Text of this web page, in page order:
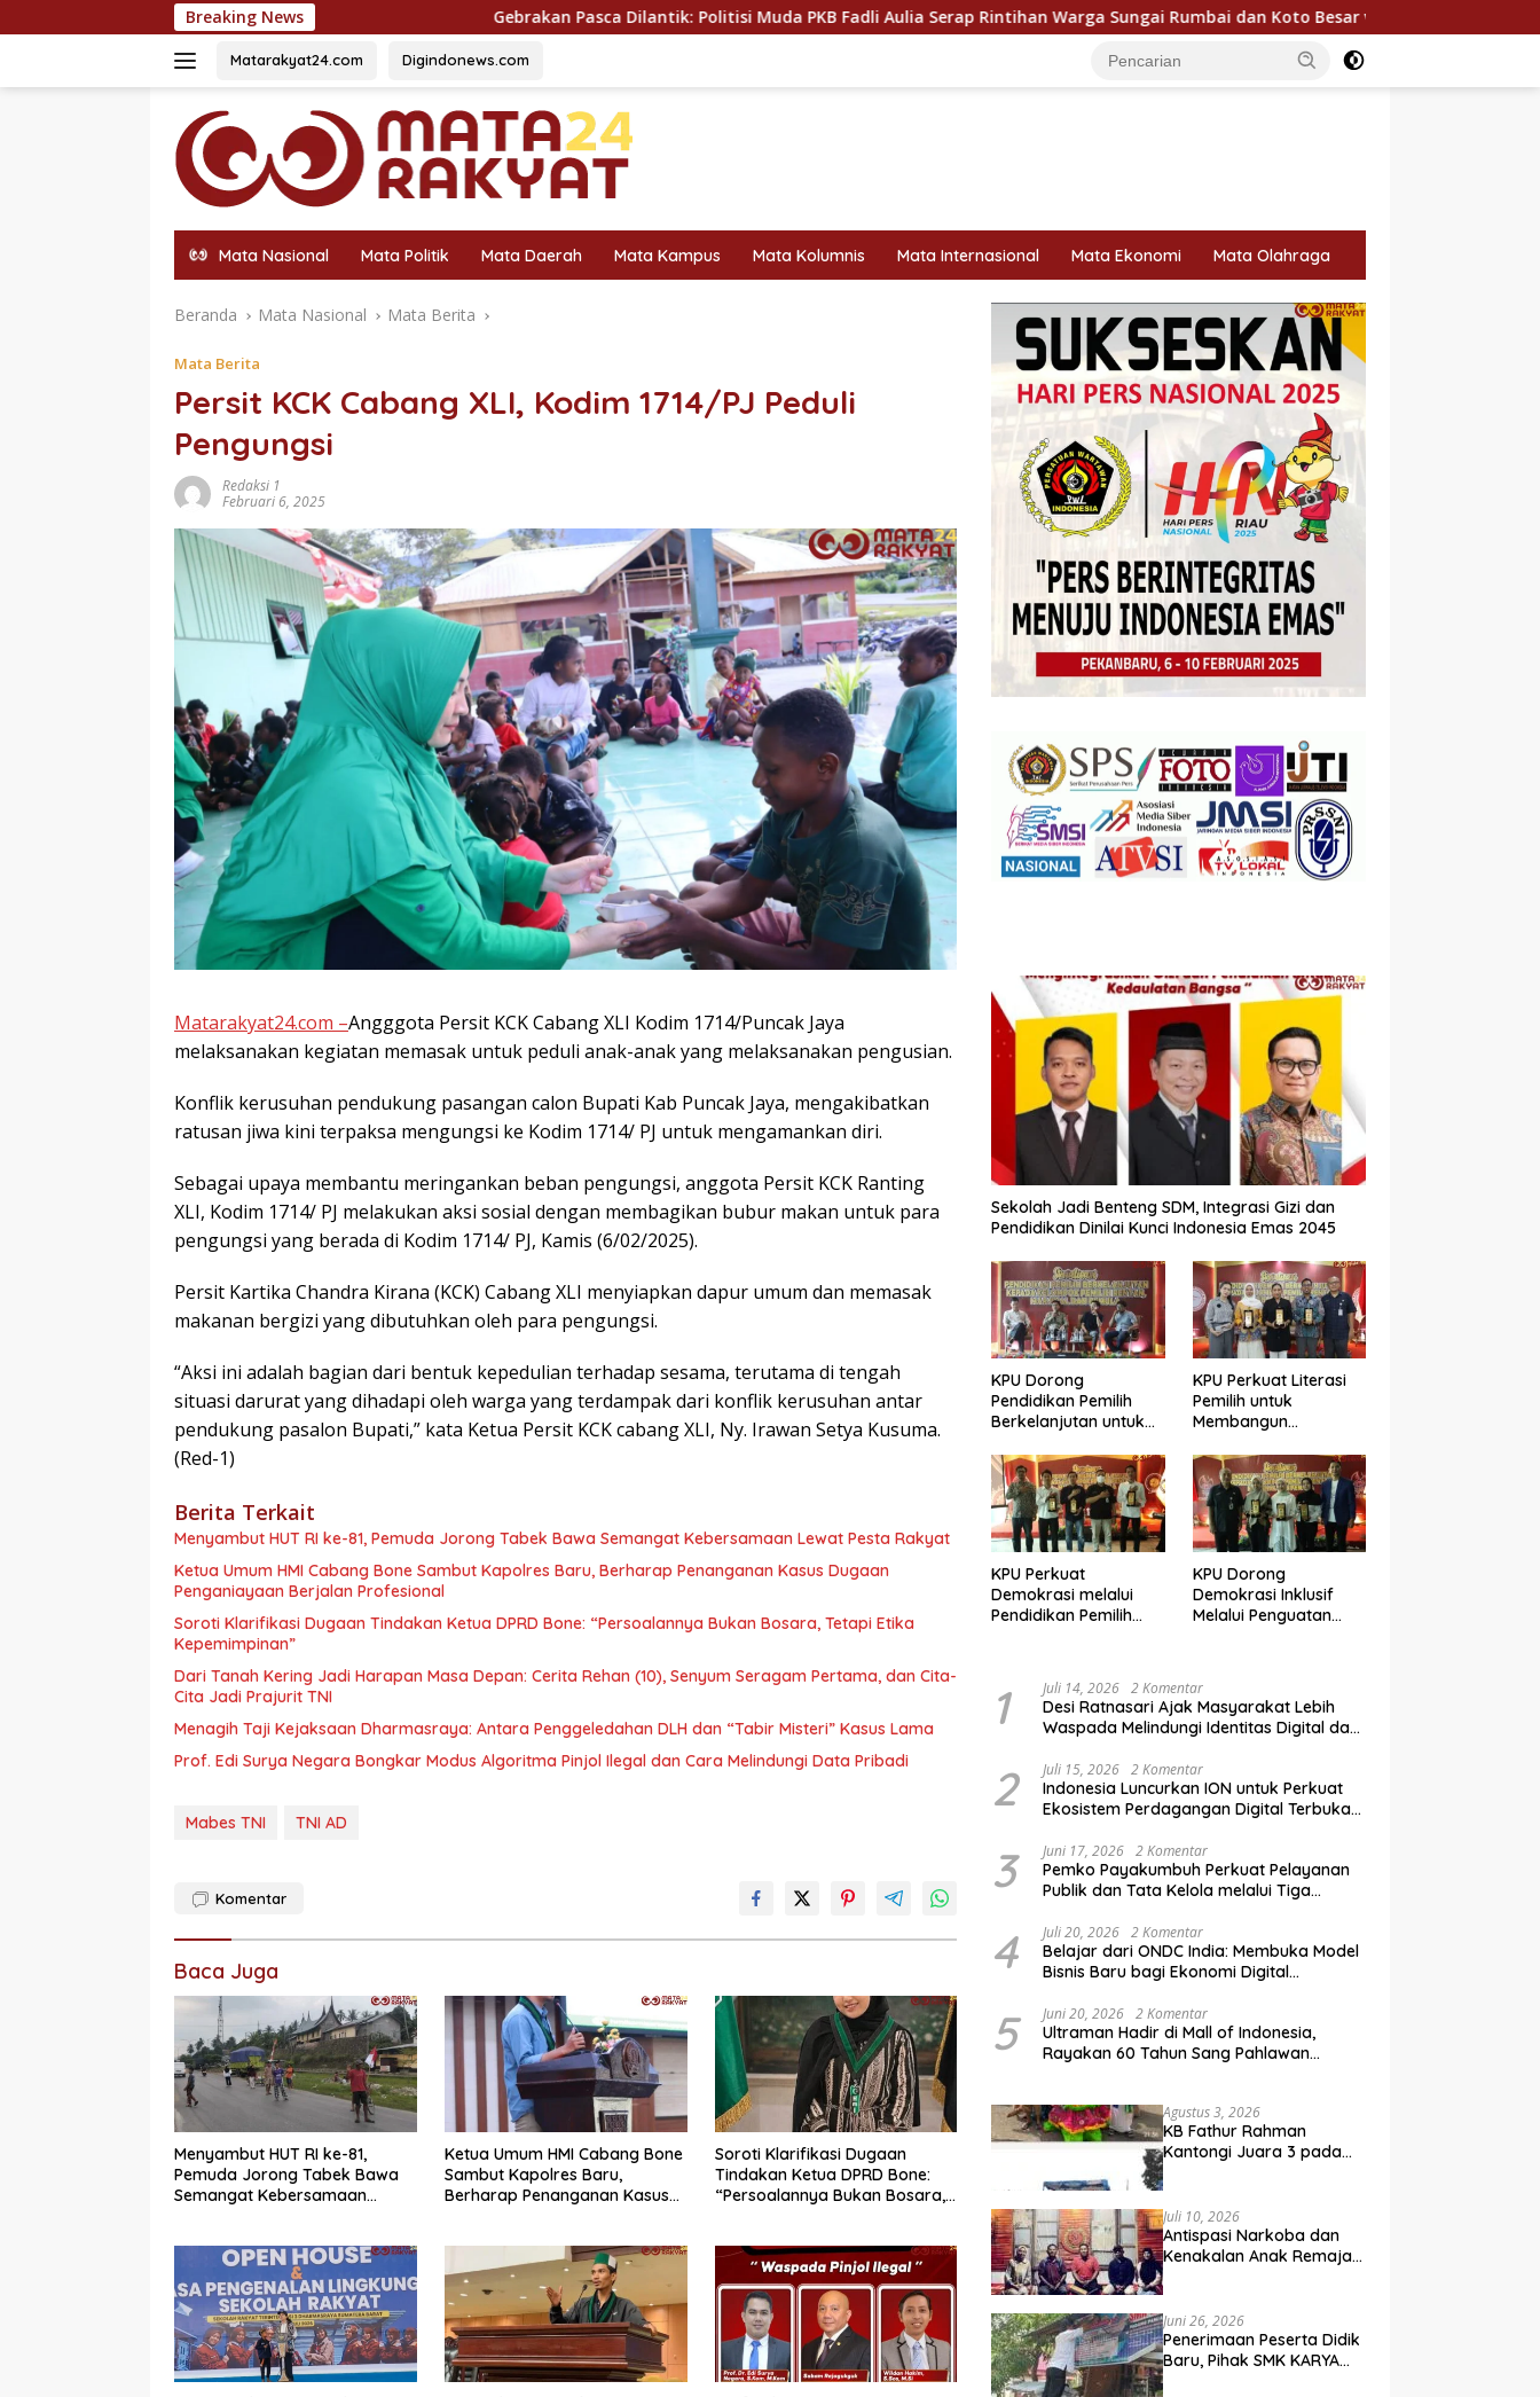
ke
Breaking NewsGebrakan Pasca Dilantik: Politisi Muda PKB Fadli Aulia Serap Rintihan Warga Sungai Rumbai dan Koto Besar via Reses Fazzio Sunset Blue Hybrid
Matarakyat24.com Digindonews.com
Mata Nasional Mata Politik Mata Daerah Mata Kampus Mata Kolumnis Mata Internasional Mata Ekonomi Mata Olahraga
Beranda Mata Nasional Mata Berita
Mata Berita
Persit KCK Cabang XLI, Kodim 1714/PJ Peduli
Pengungsi
Redaksi 1
Februari 6, 2025
Matarakyat24.com –Angggota Persit KCK Cabang XLI Kodim 1714/Puncak Jaya
melaksanakan kegiatan memasak untuk peduli anak-anak yang melaksanakan pengusian.
Konflik kerusuhan pendukung pasangan calon Bupati Kab Puncak Jaya, mengakibatkan
ratusan jiwa kini terpaksa mengungsi ke Kodim 1714/ PJ untuk mengamankan diri.
Sebagai upaya membantu meringankan beban pengungsi, anggota Persit KCK Ranting
XLI, Kodim 1714/ PJ melakukan aksi sosial dengan membagikan bubur makan untuk para
pengungsi yang berada di Kodim 1714/ PJ, Kamis (6/02/2025).
Persit Kartika Chandra Kirana (KCK) Cabang XLI menyiapkan dapur umum dan memasak
makanan bergizi yang dibutuhkan oleh para pengungsi.
“Aksi ini adalah bagian dari bentuk kepedulian terhadap sesama, terutama di tengah
situasi darurat yang dihadapi oleh warga yang terdampak dari konflik kerusuhan antar
pendukung pasalon Bupati,” kata Ketua Persit KCK cabang XLI, Ny. Irawan Setya Kusuma.
(Red-1)
Berita Terkait
Menyambut HUT RI ke-81, Pemuda Jorong Tabek Bawa Semangat Kebersamaan Lewat Pesta Rakyat
Ketua Umum HMI Cabang Bone Sambut Kapolres Baru, Berharap Penanganan Kasus Dugaan
Penganiayaan Berjalan Profesional
Soroti Klarifikasi Dugaan Tindakan Ketua DPRD Bone: “Persoalannya Bukan Bosara, Tetapi Etika
Kepemimpinan”
Dari Tanah Kering Jadi Harapan Masa Depan: Cerita Rehan (10), Senyum Seragam Pertama, dan Cita-
Cita Jadi Prajurit TNI
Menagih Taji Kejaksaan Dharmasraya: Antara Penggeledahan DLH dan “Tabir Misteri” Kasus Lama
Prof. Edi Surya Negara Bongkar Modus Algoritma Pinjol Ilegal dan Cara Melindungi Data Pribadi
Mabes TNI TNI AD
Komentar
Baca Juga
Menyambut HUT RI ke-81,
Pemuda Jorong Tabek Bawa
Semangat Kebersamaan
Ketua Umum HMI Cabang Bone
Sambut Kapolres Baru,
Berharap Penanganan Kasus
Soroti Klarifikasi Dugaan
Tindakan Ketua DPRD Bone:
“Persoalannya Bukan Bosara,
Sekolah Jadi Benteng SDM, Integrasi Gizi dan
Pendidikan Dinilai Kunci Indonesia Emas 2045
KPU Dorong
Pendidikan Pemilih
Berkelanjutan untuk
Demokrasi
KPU Perkuat Literasi
Pemilih untuk
Membangun
Berkualitas
KPU Perkuat
Demokrasi melalui
Pendidikan Pemilih
Marjinal, dan Pemula
KPU Dorong
Demokrasi Inklusif
Melalui Penguatan
1 Juli 14, 2026 2 Komentar
Desi Ratnasari Ajak Masyarakat Lebih
Waspada Melindungi Identitas Digital dan
2 Juli 15, 2026 2 Komentar
Indonesia Luncurkan ION untuk Perkuat
Ekosistem Perdagangan Digital Terbuka
3 Juni 17, 2026 2 Komentar
Pemko Payakumbuh Perkuat Pelayanan
Publik dan Tata Kelola melalui Tiga
4 Juli 20, 2026 2 Komentar
Belajar dari ONDC India: Membuka Model
Bisnis Baru bagi Ekonomi Digital
5 Juni 20, 2026 2 Komentar
Ultraman Hadir di Mall of Indonesia,
Rayakan 60 Tahun Sang Pahlawan
Agustus 3, 2026
KB Fathur Rahman
Kantongi Juara 3 pada
Juli 10, 2026
Antispasi Narkoba dan
Kenakalan Anak Remaja,
Surau
Juni 26, 2026
Penerimaan Peserta Didik
Baru, Pihak SMK KARYA